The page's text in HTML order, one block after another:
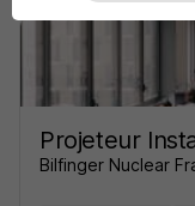
Projeteur
Bilfinger Nuclear